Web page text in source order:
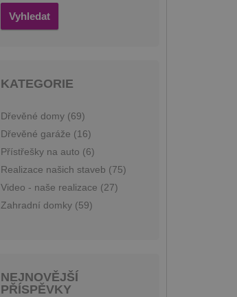
Vyhledat
KATEGORIE
Dřevěné domy (69)
Dřevěné garáže (16)
Přístřešky na auto (6)
Realizace našich staveb (75)
Video - naše realizace (27)
Zahradní domky (59)
NEJNOVĚJŠÍ
PŘÍSPĚVKY